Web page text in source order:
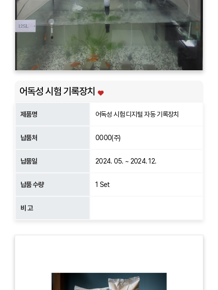
어독성 시험 기록장치
제품명 어독성 시험 디지털 자동 기록장치
납품처 0000(주)
납품일 2024. 05. ~ 2024. 12.
납품 수량 1 Set
비 고